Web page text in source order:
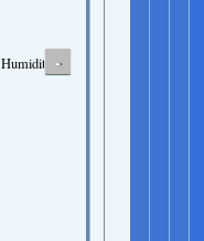
Humidity -